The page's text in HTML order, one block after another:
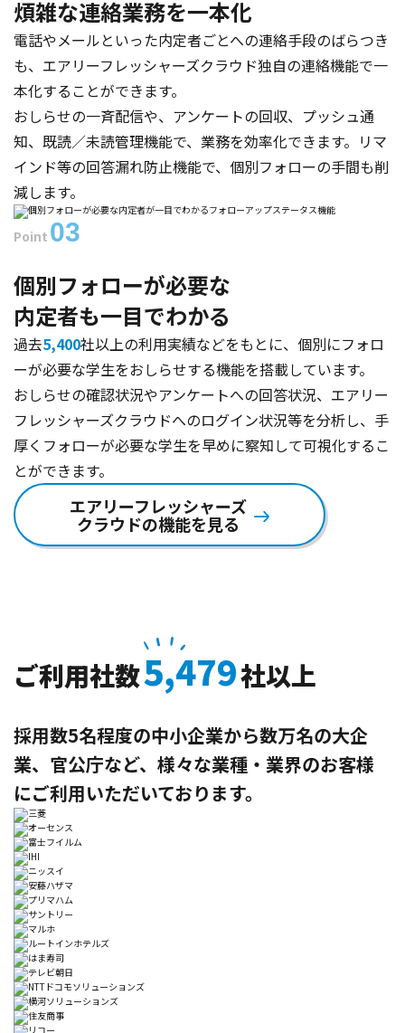
煩雑な連絡業務を一本化
電話やメールといった内定者ごとへの連絡手段のばらつき
も、エアリーフレッシャーズクラウド独自の連絡機能で一
本化することができます。
おしらせの一斉配信や、アンケートの回収、プッシュ通
知、既読／未読管理機能で、業務を効率化できます。リマ
インド等の回答漏れ防止機能で、個別フォローの手間も削
減します。
Point 03
個別フォローが必要な
内定者も一目でわかる
過去5,400社以上の利用実績などをもとに、個別にフォロ
ーが必要な学生をおしらせする機能を搭載しています。
おしらせの確認状況やアンケートへの回答状況、エアリー
フレッシャーズクラウドへのログイン状況等を分析し、手
厚くフォローが必要な学生を早めに察知して可視化するこ
とができます。
エアリーフレッシャーズ
クラウドの機能を見る
ご利用社数5,479社以上
採用数5名程度の中小企業から数万名の大企
業、官公庁など、 様々な業種・業界のお客様
にご利用いただいております。